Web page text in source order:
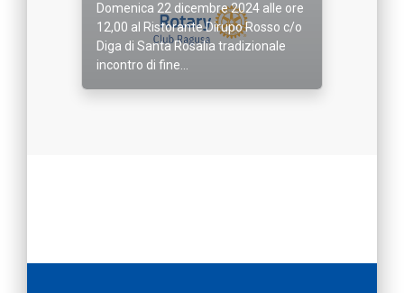
Domenica 22 dicembre 2024 alle ore
12,00 al Ristorante Dirupo Rosso c/o
Diga di Santa Rosalia tradizionale
incontro di fine...